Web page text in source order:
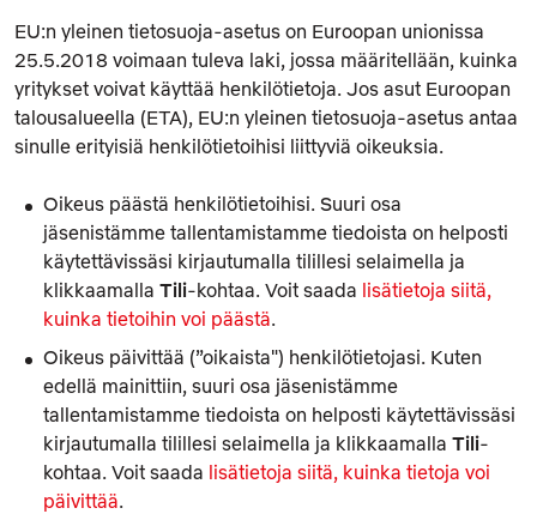
EU:n yleinen tietosuoja-asetus on Euroopan unionissa
25.5.2018 voimaan tuleva laki, jossa määritellään, kuinka
yritykset voivat käyttää henkilötietoja. Jos asut Euroopan
talousalueella (ETA), EU:n yleinen tietosuoja-asetus antaa
sinulle erityisiä henkilötietoihisi liittyviä oikeuksia.
Oikeus päästä henkilötietoihisi. Suuri osa
jäsenistämme tallentamistamme tiedoista on helposti
käytettävissäsi kirjautumalla tilillesi selaimella ja
klikkaamalla Tili-kohtaa. Voit saada lisätietoja siitä,
kuinka tietoihin voi päästä.
Oikeus päivittää (”oikaista") henkilötietojasi. Kuten
edellä mainittiin, suuri osa jäsenistämme
tallentamistamme tiedoista on helposti käytettävissäsi
kirjautumalla tilillesi selaimella ja klikkaamalla Tili-
kohtaa. Voit saada lisätietoja siitä, kuinka tietoja voi
päivittää.